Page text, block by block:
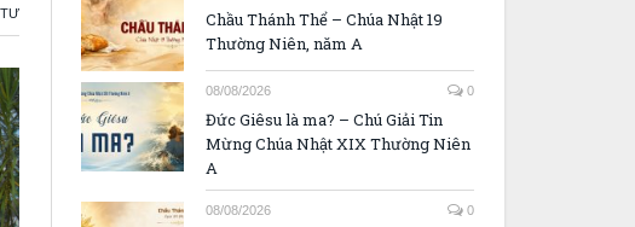
Chầu Thánh Thể – Chúa Nhật 19
Thường Niên, năm A
08/08/2026 0
Đức Giêsu là ma? – Chú Giải Tin
Mừng Chúa Nhật XIX Thường Niên
A
08/08/2026 0